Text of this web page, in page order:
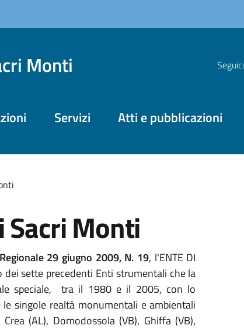
Monti
Servizi Atti e pubblicazioni
Sacri Monti
29 giugno 2009, N. 19, l'ENTE DI
dei sette precedenti Enti strumentali che la
speciale, tra il 1980 e il 2005, con lo
singole realtà monumentali e ambientali
(AL), Domodossola (VB), Ghiffa (VB),